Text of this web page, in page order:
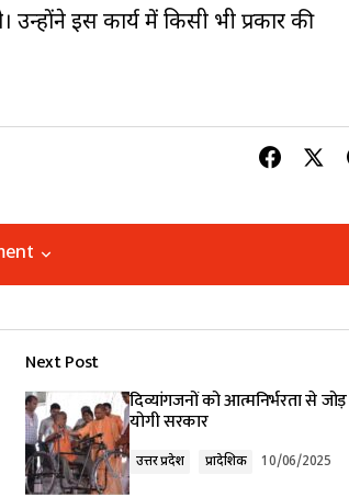
इस कार्य में किसी भी प्रकार की
are marked*
Next Post
दिव्यांगजनों को आत्मनिर्भरता से
योगी सरकार
उत्तर प्रदेश प्रादेशिक 10/06/2025